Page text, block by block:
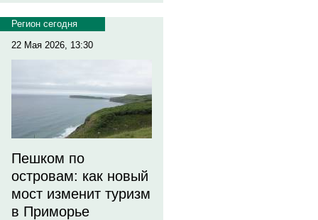
Регион сегодня
22 Мая 2026, 13:30
Пешком по
островам: как новый
мост изменит туризм
в Приморье